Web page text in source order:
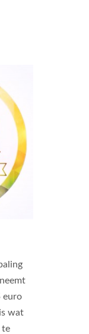
euro
wat
te